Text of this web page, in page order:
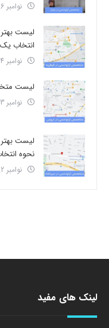
نوامبر 6, 2024
لیست
انتخاب
نوامبر 4, 2024
لیست
نوامبر 3, 2024
لیست
نحوه
نوامبر 2, 2024
لینک های مفید